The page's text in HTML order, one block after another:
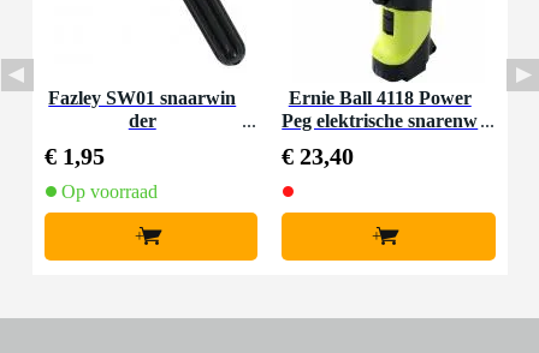
Fazley SW01 snaarwin
der
€ 1,95
Op voorraad
+
Ernie Ball 4118 Power
Peg elektrische snarenw
€ 23,40
+